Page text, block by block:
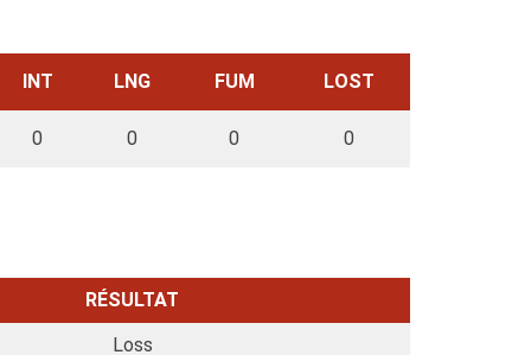
INT LNG FUM LOST
0 0 0 0
RÉSULTAT
Loss